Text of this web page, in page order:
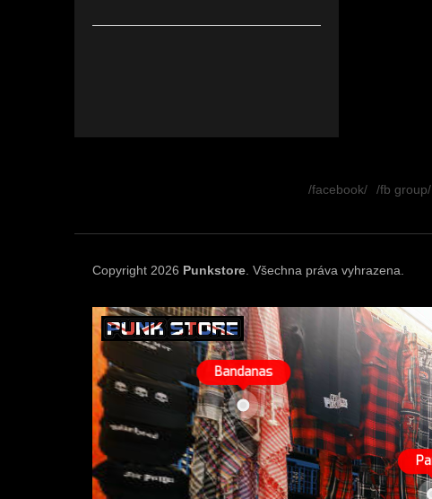
/facebook/ /fb group/
Copyright 2026 Punkstore . Všechna práva vyhrazena.